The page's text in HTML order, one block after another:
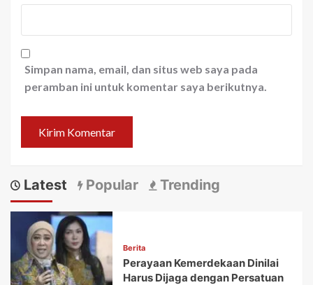
Simpan nama, email, dan situs web saya pada
peramban ini untuk komentar saya berikutnya.
Latest Popular Trending
Berita
Perayaan Kemerdekaan Dinilai
Harus Dijaga dengan Persatuan